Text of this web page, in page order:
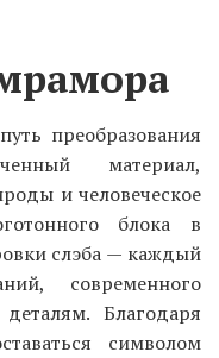
преобразования
материал,
и человеческое
блока в
слэба — каждый
современного
Благодаря
символом